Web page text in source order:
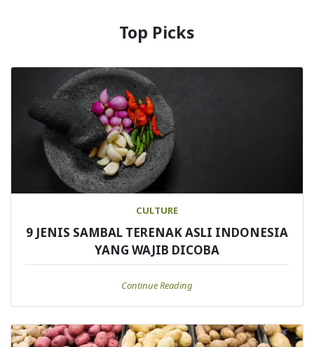
Top Picks
CULTURE
9 JENIS SAMBAL TERENAK ASLI INDONESIA
YANG WAJIB DICOBA
Continue Reading